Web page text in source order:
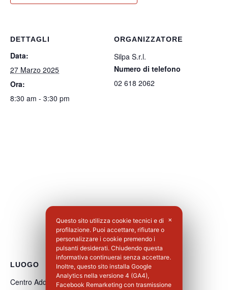
DETTAGLI
Data:
27 Marzo 2025
Ora:
8:30 am - 3:30 pm
ORGANIZZATORE
Silpa S.r.l.
Numero di telefono
02 618 2062
LUOGO
Centro Addestramento Vimodrone
✕
Questo sito utilizza cookie tecnici e di
profilazione. Puoi accettare, rifiutare o
personalizzare i cookie premendo i
pulsanti desiderati. Chiudendo questa
informativa continuerai senza accettare.
Inoltre, questo sito installa Google
Analytics nella versione 4 (GA4),
Facebook Remarketing con trasmissione